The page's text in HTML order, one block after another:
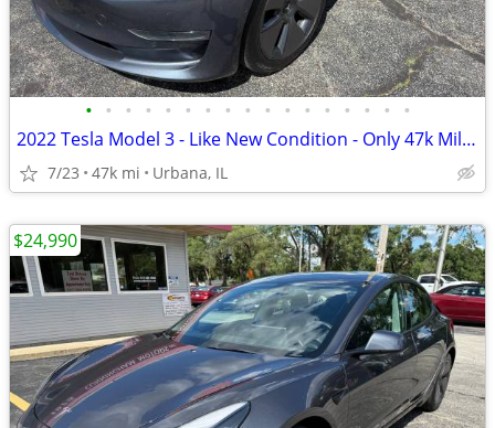
• • • • • • • • • • • • • • • • •
2022 Tesla Model 3 - Like New Condition - Only 47k Miles!
7/23 47k mi Urbana, IL
$24,990